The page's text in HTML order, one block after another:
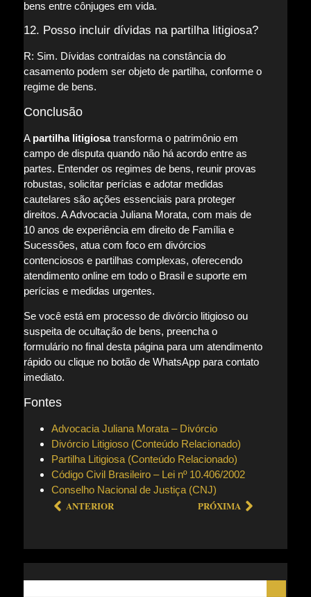
bens entre cônjuges em vida.
12. Posso incluir dívidas na partilha litigiosa?
R: Sim. Dívidas contraídas na constância do
casamento podem ser objeto de partilha, conforme o
regime de bens.
Conclusão
A partilha litigiosatransforma o patrimônio em
campo de disputa quando não há acordo entre as
partes. Entender os regimes de bens, reunir provas
robustas, solicitar perícias e adotar medidas
cautelares são ações essenciais para proteger
direitos. A Advocacia Juliana Morata, com mais de
10 anos de experiência em direito de Família e
Sucessões, atua com foco em divórcios
contenciosos e partilhas complexas, oferecendo
atendimento online em todo o Brasil e suporte em
perícias e medidas urgentes.
Se você está em processo de divórcio litigioso ou
suspeita de ocultação de bens, preencha o
formulário no final desta página para um atendimento
rápido ou clique no botão de WhatsApp para contato
imediato.
Fontes
Advocacia Juliana Morata – Divórcio
Divórcio Litigioso (Conteúdo Relacionado)
Partilha Litigiosa (Conteúdo Relacionado)
Código Civil Brasileiro – Lei nº 10.406/2002
Conselho Nacional de Justiça (CNJ)
ANTERIOR PRÓXIMA